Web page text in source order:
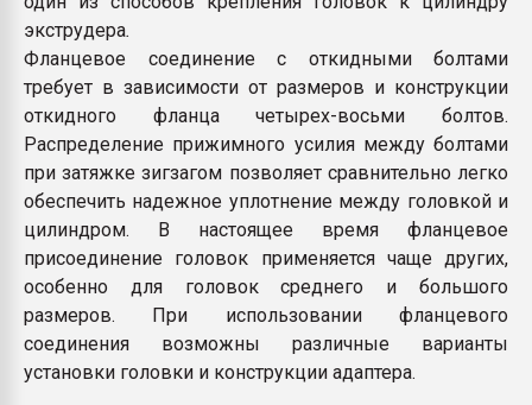
ПЕРЕЙТИ НА
экструдера.
Фланцевое соединение с откидными болтами
требует в зависимости от размеров и конструкции
откидного фланца четырех-восьми болтов.
Распределение прижимного усилия между болтами
при затяжке зигзагом позволяет сравнительно легко
обеспечить надежное уплотнение между головкой и
цилиндром. В настоящее время фланцевое
присоединение головок применяется чаще других,
особенно для головок среднего и большого
размеров. При использовании фланцевого
соединения возможны различные варианты
установки головки и конструкции адаптера.